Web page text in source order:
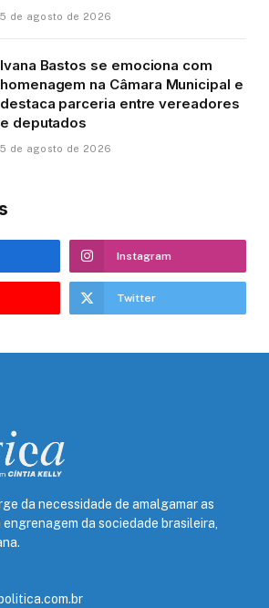
5 de agosto de 2026
Ivana Bastos se emociona com
homenagem na Câmara Municipal e
destaca parceria entre vereadores
e deputados
5 de agosto de 2026
Instagram
Twitter
da necessidade de amalgamar as
da sociedade brasileira,